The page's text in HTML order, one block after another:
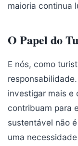
maioria continua
O Papel do
E nós, como
investigar mais e
contribuam para
sustentável não
uma